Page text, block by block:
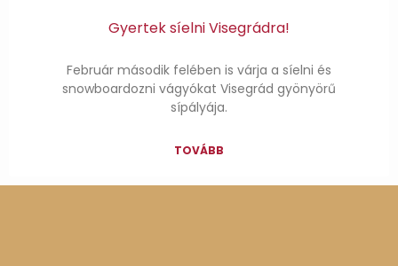
Gyertek síelni Visegrádra!
Február második felében is várja a síelni és
snowboardozni vágyókat Visegrád gyönyörű
sípályája.
TOVÁBB